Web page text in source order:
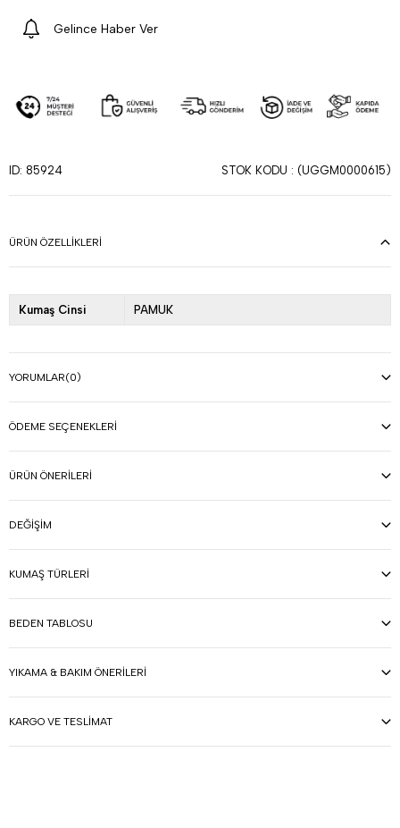
Gelince Haber Ver
ID: 85924 STOK KODU (UGGM0000615)
ÜRÜN ÖZELLIKLERI
Kumaş Cinsi PAMUK
YORUMLAR(0)
ÖDEME SEÇENEKLERI
ÜRÜN ÖNERILERI
DEĞIŞIM
KUMAŞ TÜRLERI
BEDEN TABLOSU
YIKAMA & BAKIM ÖNERILERI
KARGO VE TESLIMAT